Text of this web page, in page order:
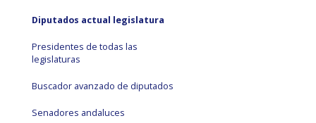
Diputados actual legislatura
Presidentes de todas las
legislaturas
Buscador avanzado de diputados
Senadores andaluces